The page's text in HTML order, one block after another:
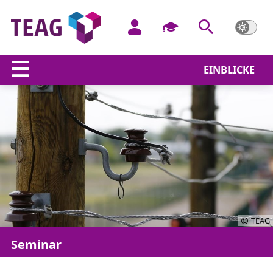
EINBLICKE
TEAG
Seminar